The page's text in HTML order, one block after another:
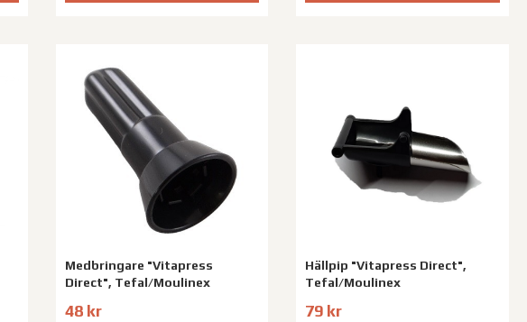
Medbringare "Vitapress
Direct", Tefal/Moulinex
48 kr
Hällpip "Vitapress Direct",
Tefal/Moulinex
79 kr